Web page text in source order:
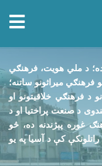
د ملي هويت، فرهنګي
فرهنګي ميراثونو ساتنه؛
د فرهنګي خلاقيتونو او
د صنعت پراختيا او د
غوره پېژندنه ده، څو
کې د آسيا په يو